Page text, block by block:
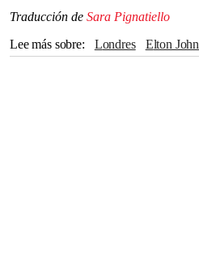
Traducción de Sara Pignatiello
Lee más sobre
Londres Elton John